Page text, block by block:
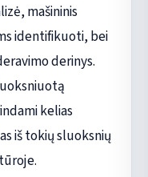
mašininis
identifikuoti, bei
derinys.
kelias
iš tokių sluoksnių